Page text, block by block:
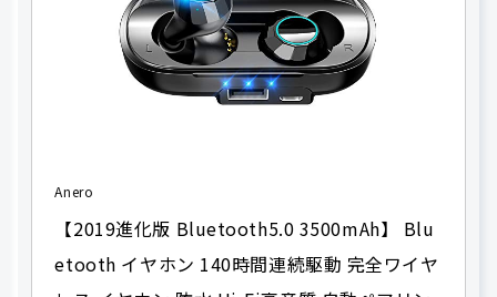
Anero
【2019進化版 Bluetooth5.0 3500mAh】 Blu
etooth イヤホン 140時間連続駆動 完全ワイヤ